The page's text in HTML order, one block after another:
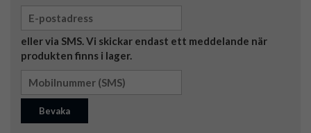
eller via SMS. Vi skickar endast ett meddelande när
produkten finns i lager.
Bevaka